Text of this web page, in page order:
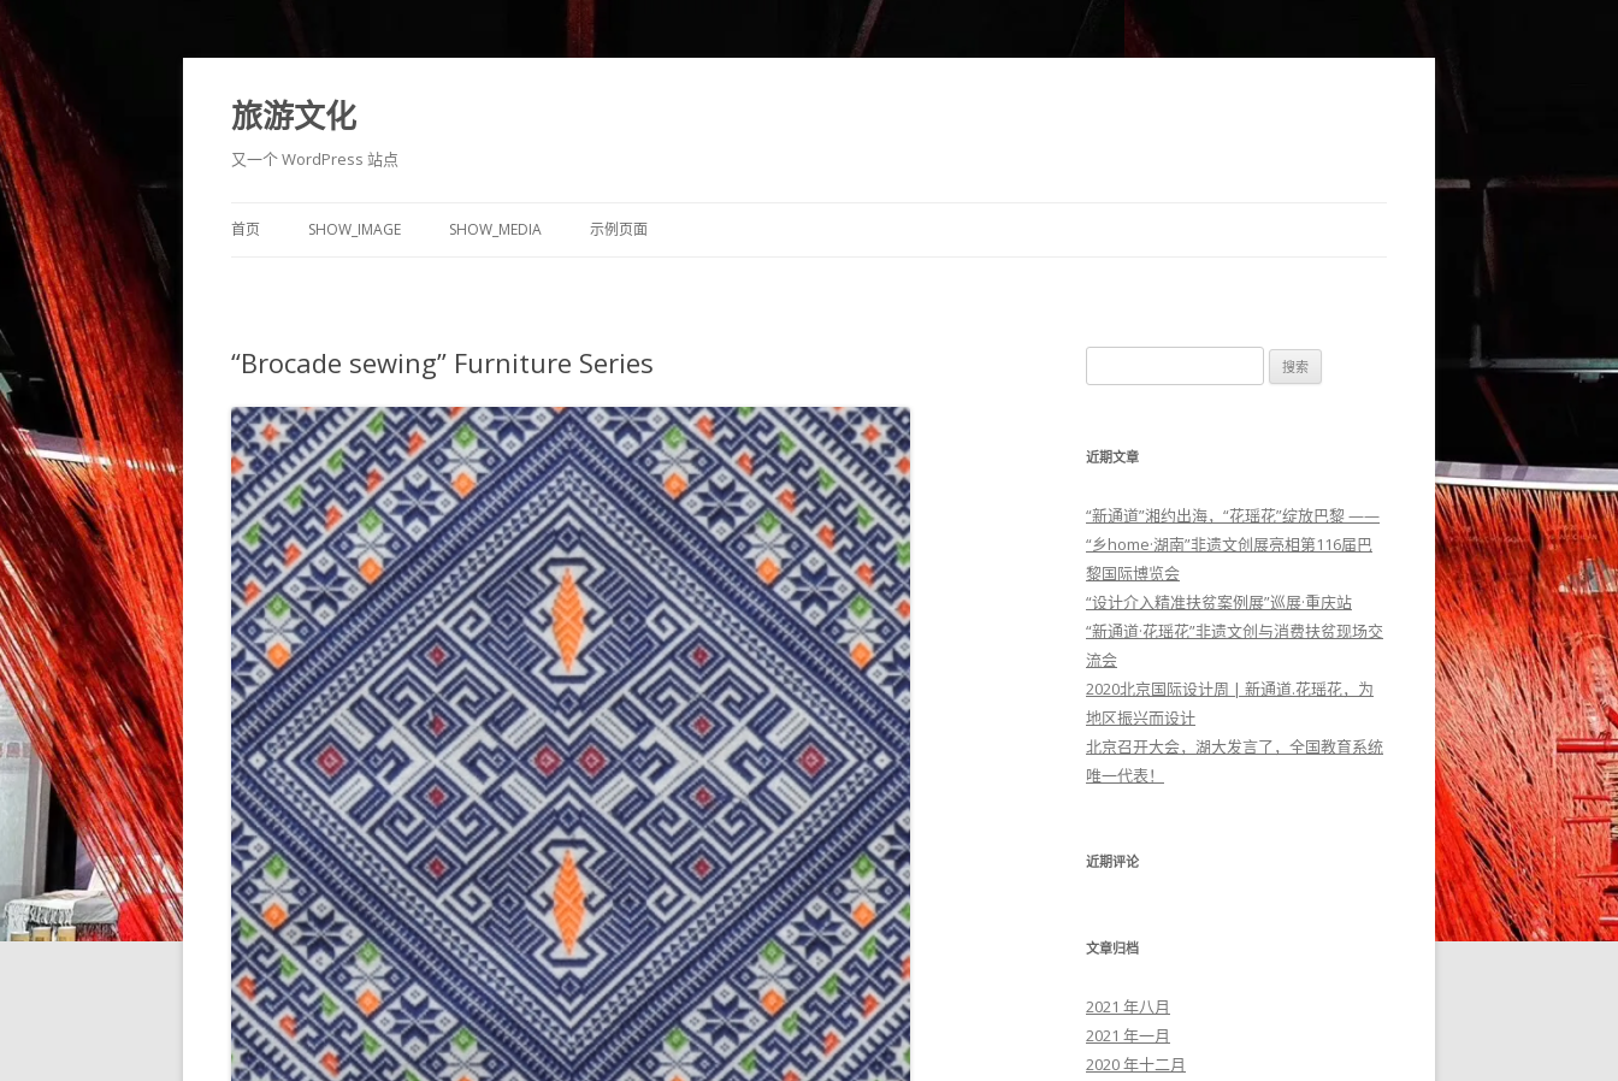
旅游文化
又一个 WordPress 站点
首页 SHOW_IMAGE SHOW_MEDIA 示例页面
“Brocade sewing” Furniture Series
近期文章
“新通道”湘约出海，“花瑶花”绽放巴黎 ——
“乡home·湖南”非遗文创展亮相第116届巴
黎国际博览会
“设计介入精准扶贫案例展”巡展·重庆站
“新通道·花瑶花”非遗文创与消费扶贫现场交
流会
2020北京国际设计周 | 新通道.花瑶花，为
地区振兴而设计
北京召开大会，湖大发言了，全国教育系统
唯一代表！
近期评论
文章归档
2021 年八月
2021 年一月
2020 年十二月